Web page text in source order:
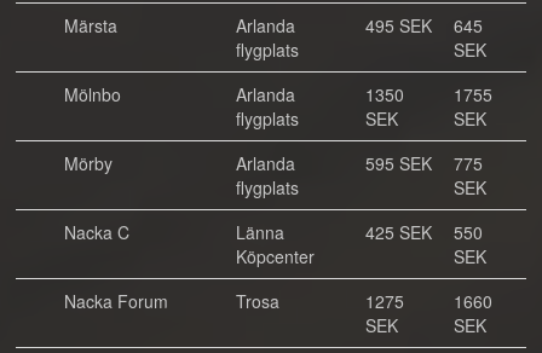
Märsta
Arlanda
flygplats
495 SEK
645
SEK
Mölnbo
Arlanda
flygplats
1350
SEK
1755
SEK
Mörby
Arlanda
flygplats
595 SEK
775
SEK
Nacka C
Länna
Köpcenter
425 SEK
550
SEK
Nacka Forum
Trosa
1275
SEK
1660
SEK